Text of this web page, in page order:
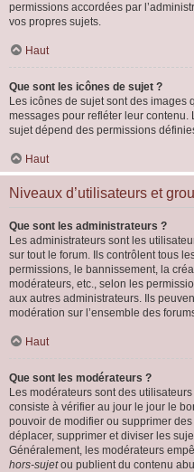
permissions accordées par
vos propres sujets.
Haut
Que sont les icônes de sujet ?
Les icônes de sujet sont des images
messages pour refléter leur contenu.
sujet dépend des permissions
Haut
Niveaux d’utilisateurs et
Que sont les administrateurs ?
Les administrateurs sont les
sur tout le forum. Ils contrôlent tous
permissions, le bannissement, la
modérateurs, etc., selon les
aux autres administrateurs. Ils
modération sur l’ensemble des
Haut
Que sont les modérateurs ?
Les modérateurs sont des
consiste à vérifier au jour le jour le
pouvoir de modifier ou supprimer
déplacer, supprimer et diviser les
Généralement, les modérateurs
hors-sujetou publient du contenu